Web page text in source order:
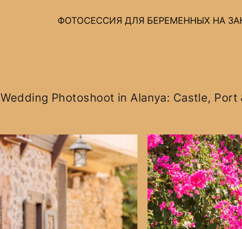
ФОТОСЕССИЯ ДЛЯ БЕРЕМЕННЫХ НА
Wedding Photoshoot in Alanya: Castle, Port